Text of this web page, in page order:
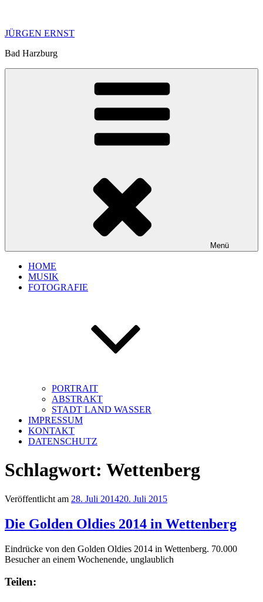
JÜRGEN ERNST
Bad Harzburg
Menü
HOME
MUSIK
FOTOGRAFIE
PORTRAIT
ABSTRAKT
STADT LAND WASSER
IMPRESSUM
KONTAKT
DATENSCHUTZ
Schlagwort: Wettenberg
Veröffentlicht am 28. Juli 201420. Juli 2015
Die Golden Oldies 2014 in Wettenberg
Eindrücke von den Golden Oldies 2014 in Wettenberg. 70.000
Besucher an einem Wochenende, unglaublich
Teilen: